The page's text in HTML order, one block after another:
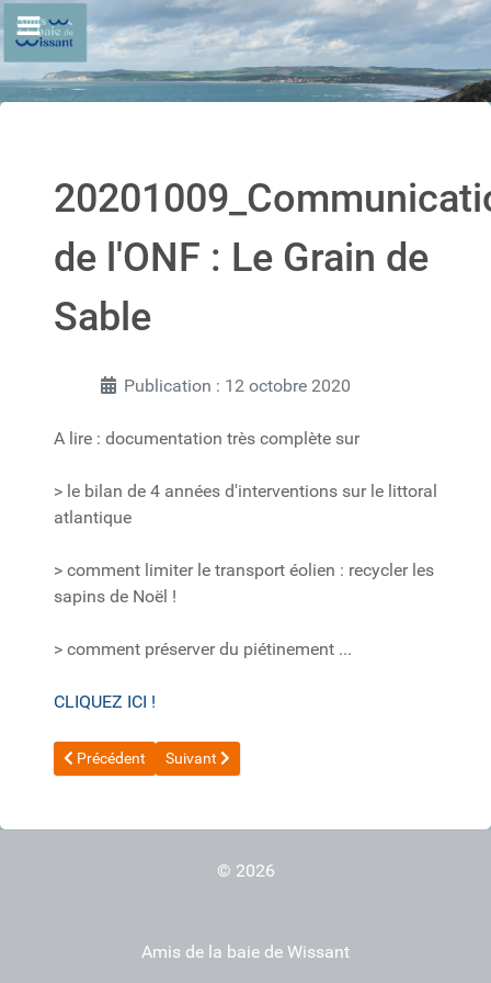
de l'ONF : Le Grain de
Sable
Publication : 12 octobre 2020
A lire : documentation très complète sur
> le bilan de 4 années d'interventions sur le littoral
atlantique
> comment limiter le transport éolien : recycler les
sapins de Noël !
> comment préserver du piétinement ...
CLIQUEZ ICI !
Article précédent : 20240308_ADAPTO_Solutions fondées
Précédent Article suivant : 20180921_Alliance ONF et
Suivant
© 2026
Amis de la baie de Wissant